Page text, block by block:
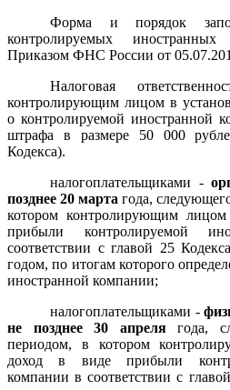
Форма и порядок
контролируемых
Приказом ФНС России от
Налоговая
контролирующим лицом в
о контролируемой иностранной
штрафа в размере 50 000
Кодекса).
налогоплательщиками -
позднее 20 марта года,
котором контролирующим
прибыли контролируемой
соответствии с главой 25
годом, по итогам которого
иностранной компании;
налогоплательщиками -
не позднее 30 апрелягода,
периодом, в котором
доход в виде прибыли
компании в соответствии с